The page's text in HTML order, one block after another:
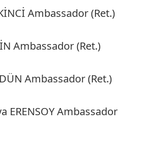
Ambassador (Ret.)
Ambassador (Ret.)
Ambassador (Ret.)
ERENSOY Ambassador